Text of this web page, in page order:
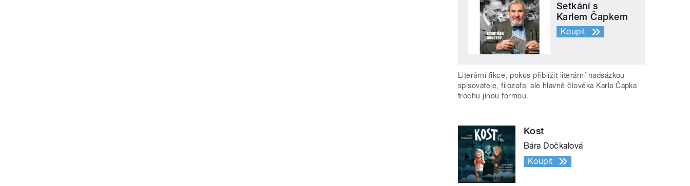
Setkání s
Karlem Čapkem
Koupit
Literární fikce, pokus přiblížit literární nadsázkou
spisovatele, filozofa, ale hlavně člověka Karla Čapka
trochu jinou formou.
Kost
Bára Dočkalová
Koupit